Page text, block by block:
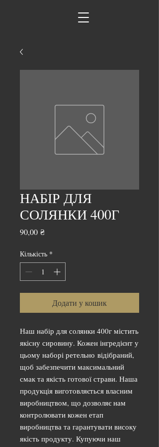
НАБІР ДЛЯ
СОЛЯНКИ 400Г
90,00 ₴Ціна
Кількість *
Додати у кошик
Наш набір для солянки 400г містить
якісну сировину. Кожен інгредієнт у
цьому наборі ретельно відібраний,
щоб забезпечити максимальний
смак та якість готової страви. Наша
продукція виготовляється власним
виробництвом, що дозволяє нам
контролювати кожен етап
виробництва та гарантувати високу
якість продукту. Купуючи наш